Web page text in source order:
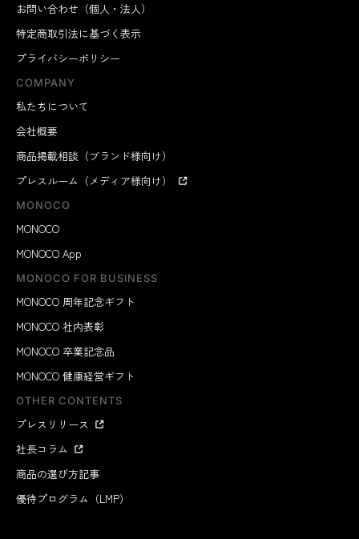
お問い合わせ（個人・法人）
特定商取引法に基づく表示
プライバシーポリシー
COMPANY
私たちについて
会社概要
商品掲載相談（ブランド様向け）
プレスルーム（メディア様向け）
MONOCO
MONOCO
MONOCO App
MONOCO FOR BUSINESS
MONOCO 周年記念ギフト
MONOCO 社内表彰
MONOCO 卒業記念品
MONOCO 健康経営ギフト
OTHER CONTENTS
プレスリリース
社長コラム
商品の選び方記事
優待プログラム（LMP）